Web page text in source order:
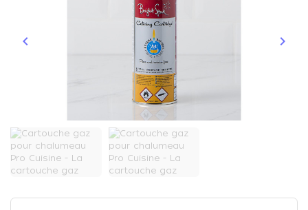
Précédent
keyboard_arrow_left keyboard_arrow_right